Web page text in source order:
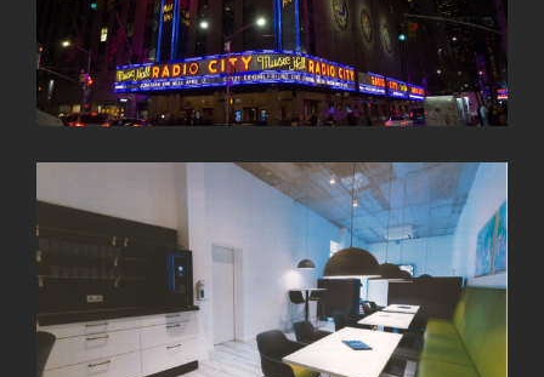
Radio City Music Hall